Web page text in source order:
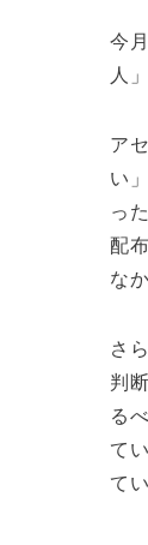
今
人
ア
い
っ
配
な
さ
判
る
て
て